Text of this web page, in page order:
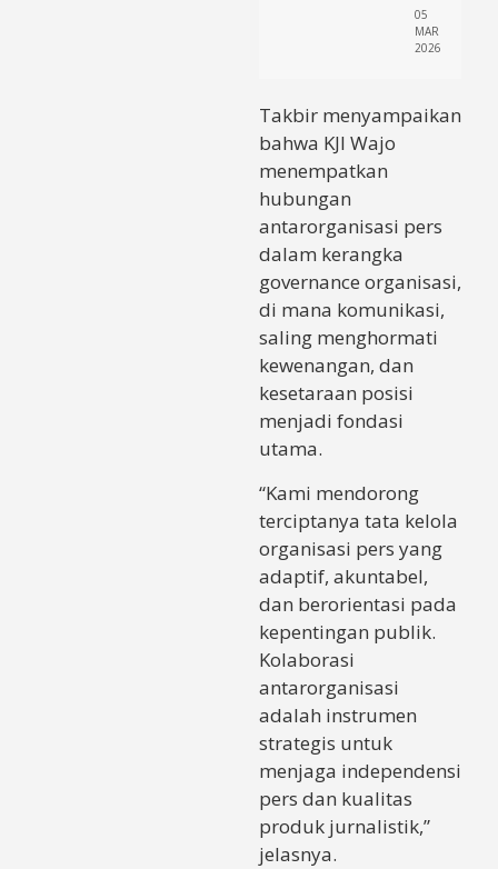
05
MAR
2026
Takbir menyampaikan
bahwa KJI Wajo
menempatkan
hubungan
antarorganisasi pers
dalam kerangka
governance organisasi,
di mana komunikasi,
saling menghormati
kewenangan, dan
kesetaraan posisi
menjadi fondasi
utama.
“Kami mendorong
terciptanya tata kelola
organisasi pers yang
adaptif, akuntabel,
dan berorientasi pada
kepentingan publik.
Kolaborasi
antarorganisasi
adalah instrumen
strategis untuk
menjaga independensi
pers dan kualitas
produk jurnalistik,”
jelasnya.